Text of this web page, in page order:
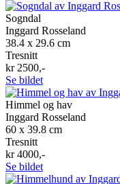
Sogndal
Inggard Rosseland
38.4 x 29.6 cm
Tresnitt
kr 2500,-
Se bildet
Himmel og hav
Inggard Rosseland
60 x 39.8 cm
Tresnitt
kr 4000,-
Se bildet